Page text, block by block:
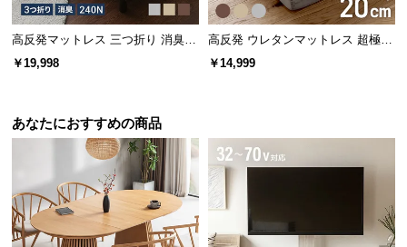
高反発マットレス 三つ折り 消臭
高密度ハード 厚さ10cm K
￥19,998
高反発 ウレタンマットレス 超極厚
20cm 三つ折りタイプ [S]
￥14,999
あなたにおすすめの商品